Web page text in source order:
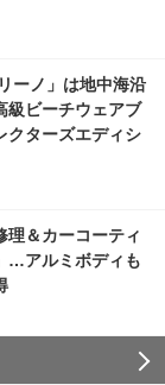
ーノ」は地中海沿
級ビーチウェアブ
クターズエディシ
＆カーコーティ
…アルミボディも